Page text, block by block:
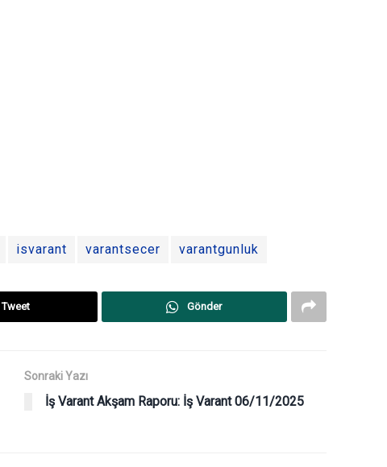
isvarant varantsecer varantgunluk
Tweet Gönder
Sonraki Yazı
İş Varant Akşam Raporu: İş Varant 06/11/2025